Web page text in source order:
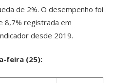
de 2%. O desempenho foi
8,7% registrada em
desde 2019.
feira (25):